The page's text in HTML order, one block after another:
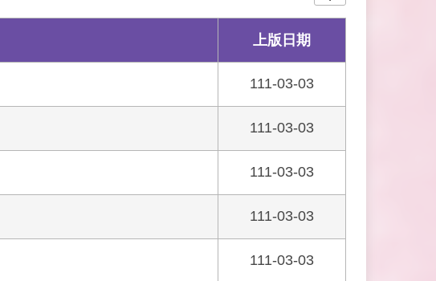
上版日期
111-03-03
111-03-03
111-03-03
111-03-03
111-03-03